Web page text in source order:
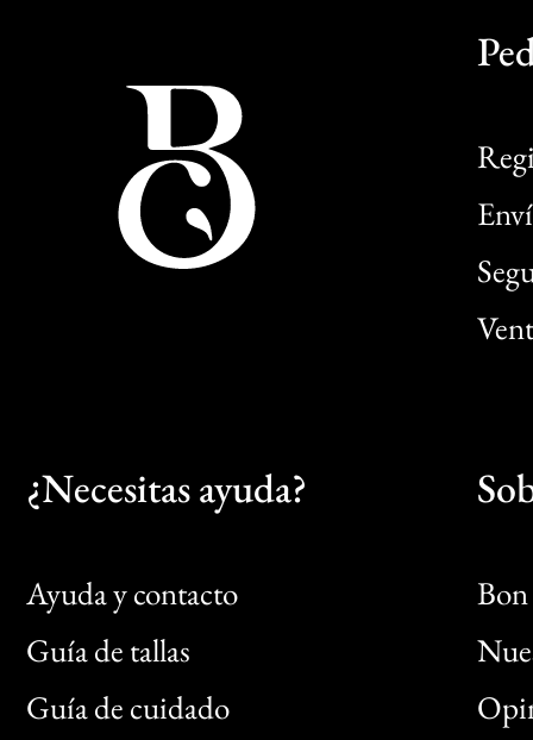
¿Necesitas ayuda?
Ayuda y contacto
Guía de tallas
Guía de cuidado
Bon